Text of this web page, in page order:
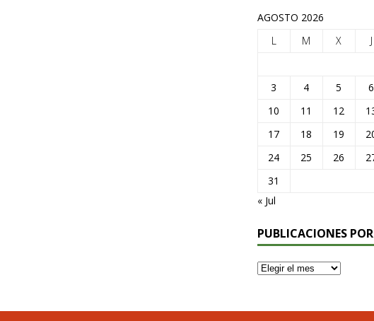
AGOSTO 2026
L
M X J
3
4 5 6
10
11 12
17
18 19
24
25 26
31
« Jul
PUBLICACIONES